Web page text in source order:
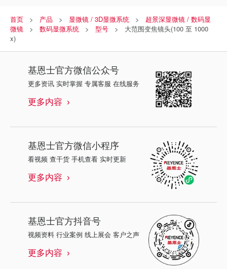
首页 产品 显微镜 / 3D显微系统
超景深显微镜 / 数码显
微镜
数码显微系统 型号
大范围变焦镜头(100 至 1000
x)
基恩士官方微信公众号
更多资讯 实时掌握 专属客服 在线服务
更多内容
基恩士官方微信小程序
看视频 查干货 手机查看 实时更新
更多内容
基恩士官方抖音号
视频资料 行业案例 线上展会 客户之声
更多内容